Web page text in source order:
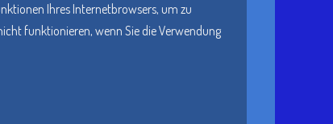
Ihres Internetbrowsers, um zu
funktionieren, wenn Sie die Verwendung